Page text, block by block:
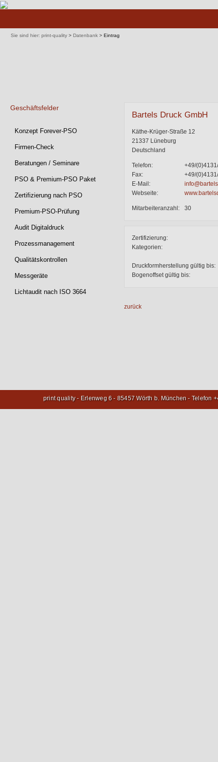
Sie sind hier: print-quality > Datenbank > Eintrag
Bartels Druck GmbH
Käthe-Krüger-Straße 12
21337 Lüneburg
Deutschland
Telefon:
+49/
Fax:
+49/
E-Mail:
Webseite:
Mitarbeiteranzahl: 30
Zertifizierung:
Kategorien:
Druckformherstellung gültig bis:
Bogenoffset gültig bis:
zurück
Geschäftsfelder
Navigation
überspringen
Konzept Forever-PSO
Firmen-Check
Beratungen / Seminare
PSO & Premium-PSO Paket
Zertifizierung nach PSO
Premium-PSO-Prüfung
Audit Digitaldruck
Prozessmanagement
Qualitätskontrollen
Messgeräte
Lichtaudit nach ISO 3664
print quality - Erlenweg 6 - 85457 Wörth b. München - Telefon